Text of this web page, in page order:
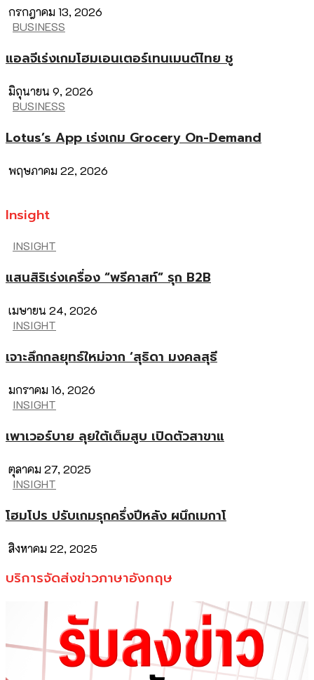
กรกฎาคม 13, 2026
BUSINESS
แอลจีเร่งเกมโฮมเอนเตอร์เทนเมนต์ไทย ชู
มิถุนายน 9, 2026
BUSINESS
Lotus’s App เร่งเกม Grocery On-Demand
พฤษภาคม 22, 2026
Insight
INSIGHT
แสนสิริเร่งเครื่อง “พรีคาสท์” รุก B2B
เมษายน 24, 2026
INSIGHT
เจาะลึกกลยุทธ์ใหม่จาก ‘สุธิดา มงคลสุธี
มกราคม 16, 2026
INSIGHT
เพาเวอร์บาย ลุยใต้เต็มสูบ เปิดตัวสาขาแ
ตุลาคม 27, 2025
INSIGHT
โฮมโปร ปรับเกมรุกครึ่งปีหลัง ผนึกเมกาโ
สิงหาคม 22, 2025
บริการจัดส่งข่าวภาษาอังกฤษ